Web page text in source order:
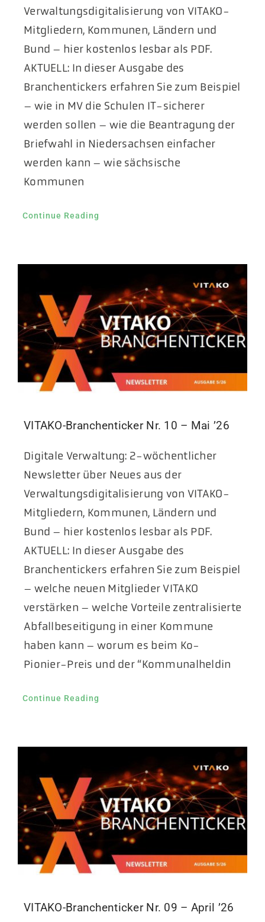
Verwaltungsdigitalisierung von VITAKO-
Mitgliedern, Kommunen, Ländern und
Bund – hier kostenlos lesbar als PDF.
AKTUELL: In dieser Ausgabe des
Branchentickers erfahren Sie zum Beispiel
– wie in MV die Schulen IT-sicherer
werden sollen – wie die Beantragung der
Briefwahl in Niedersachsen einfacher
werden kann – wie sächsische
Kommunen
Continue Reading
VITAKO-Branchenticker Nr. 10 – Mai ’26
Digitale Verwaltung: 2-wöchentlicher
Newsletter über Neues aus der
Verwaltungsdigitalisierung von VITAKO-
Mitgliedern, Kommunen, Ländern und
Bund – hier kostenlos lesbar als PDF.
AKTUELL: In dieser Ausgabe des
Branchentickers erfahren Sie zum Beispiel
– welche neuen Mitglieder VITAKO
verstärken – welche Vorteile zentralisierte
Abfallbeseitigung in einer Kommune
haben kann – worum es beim Ko-
Pionier-Preis und der “Kommunalheldin
Continue Reading
VITAKO-Branchenticker Nr. 09 – April ’26